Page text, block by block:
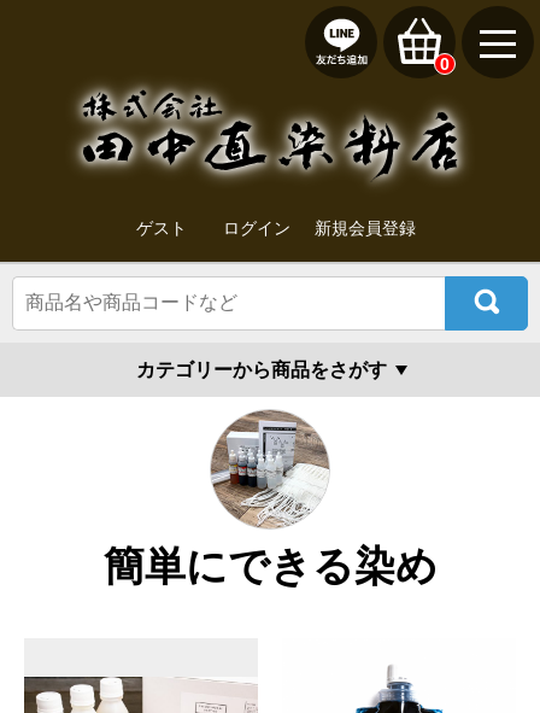
ゲスト ログイン 新規会員登録
0
カテゴリーから商品をさがす
簡単にできる染め